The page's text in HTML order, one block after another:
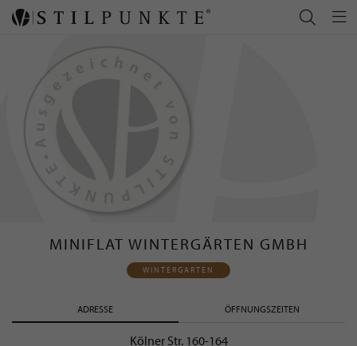
MINIFLAT WINTERGÄRTEN GMBH
WINTERGARTEN
ADRESSE ÖFFNUNGSZEITEN
Kölner Str. 160-164